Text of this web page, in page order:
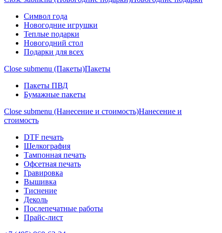
Символ года
Новогодние игрушки
Теплые подарки
Новогодний стол
Подарки для всех
Close submenu (Пакеты)Пакеты
Пакеты ПВД
Бумажные пакеты
Close submenu (Нанесение и стоимость)Нанесение и
стоимость
DTF печать
Шелкография
Тампонная печать
Офсетная печать
Гравировка
Вышивка
Тиснение
Деколь
Послепечатные работы
Прайс-лист